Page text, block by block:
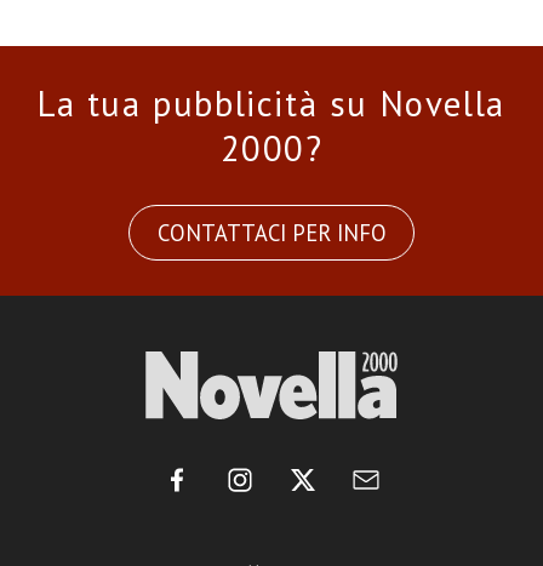
La tua pubblicità su Novella
2000?
CONTATTACI PER INFO